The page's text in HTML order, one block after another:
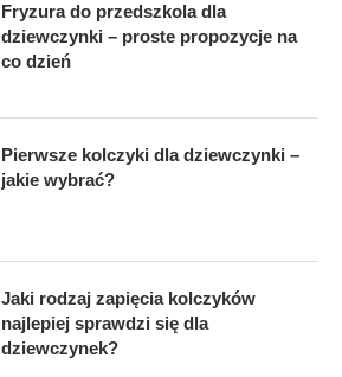
Fryzura do przedszkola dla
dziewczynki – proste propozycje na
co dzień
Pierwsze kolczyki dla dziewczynki –
jakie wybrać?
Jaki rodzaj zapięcia kolczyków
najlepiej sprawdzi się dla
dziewczynek?